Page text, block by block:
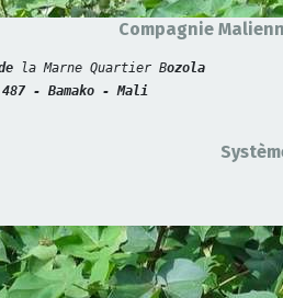
Compagnie
la Marne Quartier Bozola
- Bamako - Mali